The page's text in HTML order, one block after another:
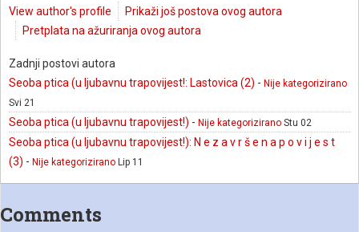
View author's profile
Prikaži još postova ovog autora
Pretplata na ažuriranja ovog autora
Zadnji postovi autora
Seoba ptica (u ljubavnu trapovijest!: Lastovica (2) - Nije kategorizirano
Svi 21
Seoba ptica (u ljubavnu trapovijest!) - Nije kategorizirano Stu 02
Seoba ptica (u ljubavnu trapovijest!): N e z a v r š e n a p o v i j e s t
(3) - Nije kategorizirano Lip 11
Comments